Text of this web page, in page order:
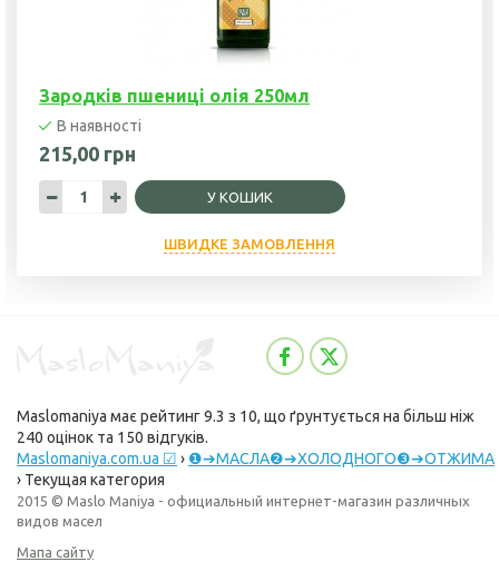
Зародків пшениці олія 250мл
В наявності
215,00 грн
У КОШИК
ШВИДКЕ ЗАМОВЛЕННЯ
Maslomaniya має рейтинг9.3 з 10, що ґрунтується на більш ніж
240 оцінок та 150 відгуків.
Maslomaniya.com.ua ☑ › ❶➔МАСЛА❷➔ХОЛОДНОГО❸➔ОТЖИМА
› Текущая категория
2015 © Maslo Maniya - официальный интернет-магазин различных
видов масел
Мапа сайту